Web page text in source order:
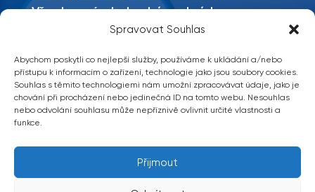
Spravovat Souhlas
Abychom poskytli co nejlepší služby, používáme k ukládání a/nebo
přístupu k informacím o zařízení, technologie jako jsou soubory cookies.
Souhlas s těmito technologiemi nám umožní zpracovávat údaje, jako je
chování při procházení nebo jedinečná ID na tomto webu. Nesouhlas
nebo odvolání souhlasu může nepříznivě ovlivnit určité vlastnosti a
funkce.
Přijmout
Všeobecné obchodní podmínky
Mapa stránek
Sociální sítě
Copyright 2026 © TM Technik, všechna
práva vyhrazena